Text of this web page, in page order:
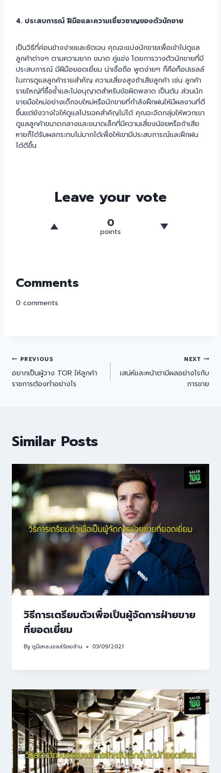
4. ประสบการณ์ ฝีมือและความเชี่ยวชาญของตัวนักขาย
เป็นวิธีที่ค่อนข้างง่ายและชัดเจน คุณจะแบ่งนักขายเพื่อเข้าไปดูแล
ลูกค้าต่างๆ ตามความยาก ขนาด คู่แข่ง โดยการวางตัวนักขายที่มี
ประสบการณ์ มีฝีมือยอดเยี่ยม น่าเชื่อถือ พูดง่ายๆ ก็คือท็อปเซลล์
ในการดูแลลูกค้ารายสำคัญ ความเสี่ยงสูงถ้าเสียลูกค้า เช่น ลูกค้า
รายใหญ่ที่ซื้อซ้ำและไม่อนุญาตสำหรับข้อผิดพลาด เป็นต้น ส่วนนัก
ขายมือใหม่อย่างเด็กจบใหม่หรือนักขายที่กำลังฝึกฝนให้มีผลงานที่ดี
ขึ้นแต่ยังวางใจให้ดูแลโปรเจคสำคัญไม่ได้ คุณจะจัดกลุ่มให้พวกเขา
ดูแลลูกค้าขนาดกลางและขนาดเล็กที่มีความเสี่ยงน้อยหรือถ้าเสีย
หายก็ได้รับผลกระทบไม่มากได้เพื่อให้เขามีประสบการณ์และฝึกฝน
ได้ดีขึ้น
Leave your vote
0
points
Comments
0 comments
PREVIOUS
อยากเป็นผู้วาง TOR ให้ลูกค้า
ราชการต้องทำอย่างไร
NEXT
เสน่ห์และหน้าตามีผลอย่างไรกับ
การขาย
Similar Posts
วิธีการเตรียมตัวเพื่อเป็นผู้จัดการฝ่ายขาย
ที่ยอดเยี่ยม
Byกูนี่แหละเซลล์ร้อยล้าน 03/09/2021